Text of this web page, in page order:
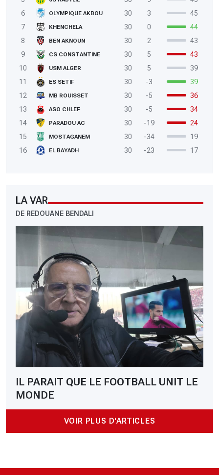
6
OLYMPIQUE AKBOU 30 3
45
7
KHENCHELA 30 0
44
8
BEN AKNOUN 30 2
43
9
CS CONSTANTINE 30 5
43
10
USM ALGER 30 5
39
11
ES SETIF 30 -3
39
12
MB ROUISSET 30 -5
36
13
ASO CHLEF 30 -5
34
14
PARADOU AC 30 -19
24
15
MOSTAGANEM 30 -34
19
16
EL BAYADH 30 -23 17
LA VAR
DE REDOUANE BENDALI
IL PARAIT QUE LE FOOTBALL UNIT LE
MONDE
VOIR PLUS D'ARTICLES